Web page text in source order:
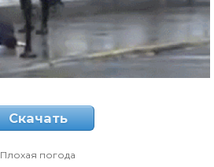
Скачать
Плохая погода